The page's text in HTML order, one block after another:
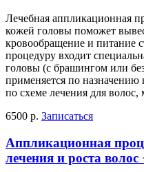
Лечебная аппликационная
кожей головы поможет
кровообращение и питание
процедуру входит
головы (с брашингом или
применяется по назначению
по схеме лечения для
6500 р. Записаться
Аппликационная
лечения и роста